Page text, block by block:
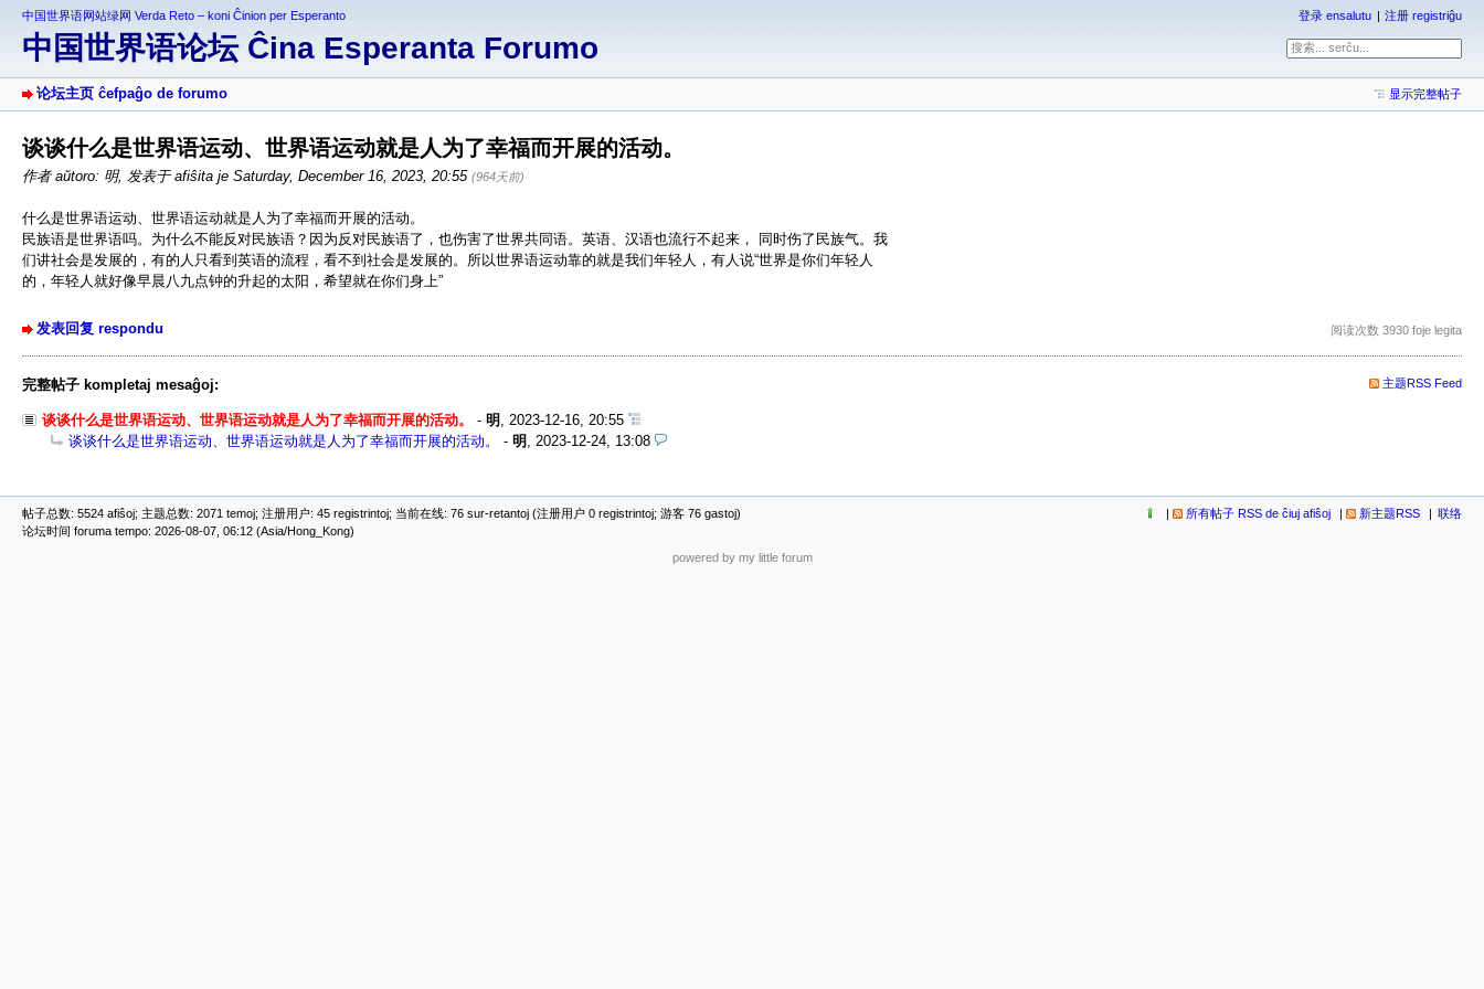
中国世界语网站绿网 Verda Reto – koni Ĉinion per Esperanto
中国世界语论坛 Ĉina Esperanta Forumo
登录 ensalutu 注册 registriĝu
论坛主页 ĉefpaĝo de forumo 显示完整帖子
谈谈什么是世界语运动、世界语运动就是人为了幸福而开展的活动。
作者 aŭtoro: 明, 发表于 afiŝita je Saturday, December 16, 2023, 20:55 (964天前)
什么是世界语运动、世界语运动就是人为了幸福而开展的活动。
民族语是世界语吗。为什么不能反对民族语？因为反对民族语了，也伤害了世界共同语。英语、汉语也流行不起来， 同时伤了民族气。我
们讲社会是发展的，有的人只看到英语的流程，看不到社会是发展的。所以世界语运动靠的就是我们年轻人，有人说“世界是你们年轻人
的，年轻人就好像早晨八九点钟的升起的太阳，希望就在你们身上”
发表回复 respondu 阅读次数 3930 foje legita
完整帖子 kompletaj mesaĝoj: 主题RSS Feed
谈谈什么是世界语运动、世界语运动就是人为了幸福而开展的活动。 - 明 , 2023-12-16, 20:55
谈谈什么是世界语运动、世界语运动就是人为了幸福而开展的活动。
- 明 , 2023-12-24, 13:08
帖子总数: 5524 afiŝoj; 主题总数: 2071 temoj; 注册用户: 45 registrintoj; 当前在线: 76 sur-retantoj (注册用户 0 registrintoj; 游客 76 gastoj)
论坛时间 foruma tempo: 2026-08-07, 06:12 (Asia/Hong_Kong)
所有帖子 RSS de ĉiuj afiŝoj 新主题RSS 联络
powered by my little forum